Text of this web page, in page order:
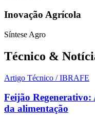
Inovação Agrícola
Síntese Agro
Técnico &
Artigo Técnico / IBRAFE
Feijão
da alimentação